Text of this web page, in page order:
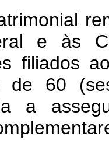
e às
filiados
de 60
a